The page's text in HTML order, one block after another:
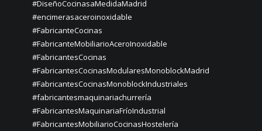
#DiseñoCocinasaMedidaMadrid
#encimerasaceroinoxidable
#FabricanteCocinas
#FabricanteMobiliarioAceroInoxidable
#FabricantesCocinas
#FabricantesCocinasModularesMonoblockMadrid
#FabricantesCocinasMonoblockIndustriales
#fabricantesmaquinariachurrería
#FabricantesMaquinariaFríoIndustrial
#FabricantesMobiliarioCocinasHostelería